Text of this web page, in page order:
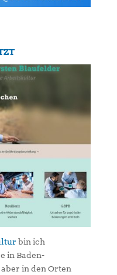
bin ich
in Baden-
in den Orten